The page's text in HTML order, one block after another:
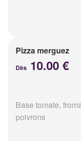
Pizza merguez
Dès 10.00 €
Base tomate,
poivrons